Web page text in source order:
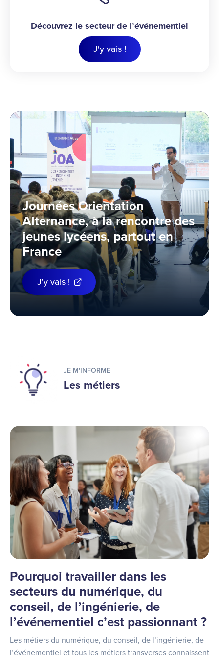
Découvrez le secteur de l’événementiel
J'y vais !
Journées Orientation
Alternance, à la rencontre des
jeunes lycéens, partout en
France
J'y vais !
JE M'INFORME
Les métiers
Pourquoi travailler dans les
secteurs du numérique, du
conseil, de l’ingénierie, de
l’événementiel c’est passionnant ?
Les métiers du numérique, du conseil, de l’ingénierie, de
l’événementiel et tous les métiers transverses connaissent